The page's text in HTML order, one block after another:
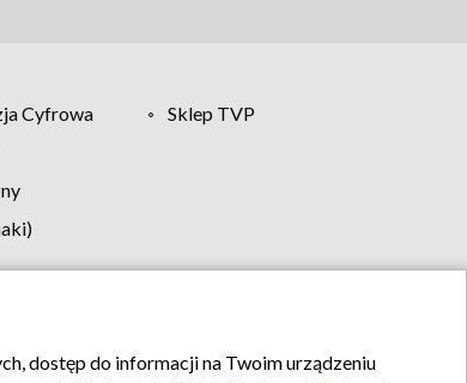
Cyfrowa
Sklep TVP
Kontakt
dostęp do informacji na Twoim urządzeniu